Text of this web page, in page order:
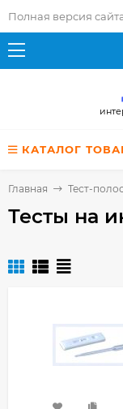
Полная версия
КАТАЛОГ
Главная Тест-
Тесты на